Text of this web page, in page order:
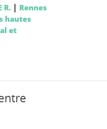
R. | Rennes
hautes
et